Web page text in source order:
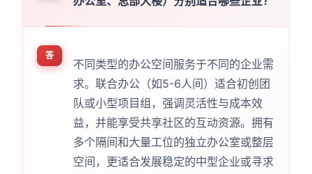
答
不同类型的办公空间服务于不同的企业需
求。联合办公（如5-6人间）适合初创团
队或小型项目组，强调灵活性与成本效
益，并能享受共享社区的互动资源。拥有
多个隔间和大量工位的独立办公室或整层
空间，更适合发展稳定的中型企业或寻求